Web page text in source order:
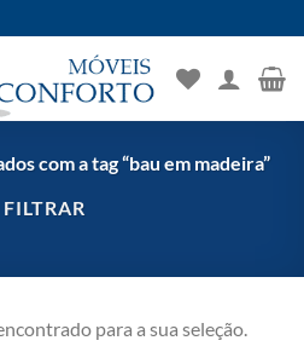
com a tag “bau em madeira”
FILTRAR
para a sua seleção.